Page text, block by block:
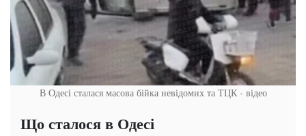
В Одесі сталася масова бійка невідомих та ТЦК - відео
Що сталося в Одесі